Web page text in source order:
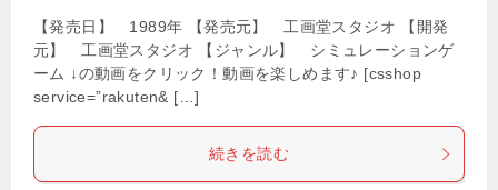
【発売日】 1989年 【発売元】 工画堂スタジオ 【開発
元】 工画堂スタジオ 【ジャンル】 シミュレーションゲ
ーム ↓の動画をクリック！動画を楽しめます♪ [csshop
service=”rakuten& […]
続きを読む